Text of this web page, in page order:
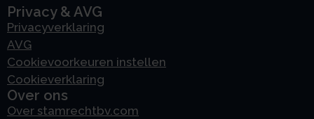
Privacy & AVG
Privacyverklaring
AVG
Cookievoorkeuren instellen
Cookieverklaring
Over ons
Over stamrechtbv.com